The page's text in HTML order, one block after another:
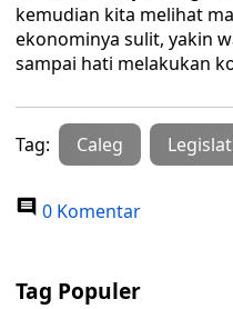
kemudian kita melihat
ekonominya sulit, yakin
sampai hati melakukan
Tag: Caleg
0 Komentar
Tag Populer